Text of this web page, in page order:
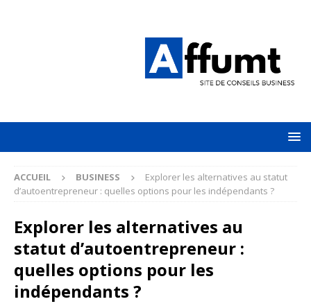
ACCUEIL BUSINESS
Explorer les alternatives au statut
d’autoentrepreneur : quelles options pour les indépendants ?
Explorer les alternatives au
statut d’autoentrepreneur :
quelles options pour les
indépendants ?